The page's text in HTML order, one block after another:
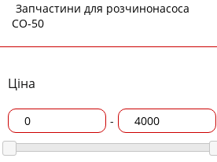
Запчастини для розчинонасоса
СО-50
Ціна
-